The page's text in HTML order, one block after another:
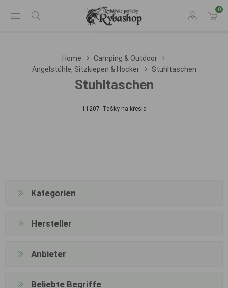
0
Home
Camping & Outdoor
Angelstühle, Sitzkiepen & Hocker
Stuhltaschen
Stuhltaschen
11207_Tašky na křesla
Kategorien
Hersteller
Anbieter
Beliebte Begriffe